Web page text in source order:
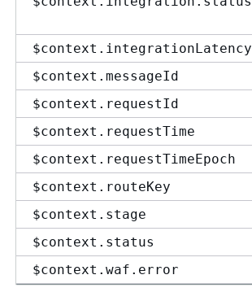
$context.integrationLatency
$context.messageId
$context.requestId
$context.requestTime
$context.requestTimeEpoch
$context.routeKey
$context.stage
$context.status
$context.waf.error